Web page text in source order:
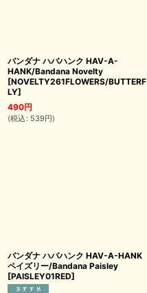
バンダナ ハバハンク HAV-A-
HANK/Bandana Novelty
[NOVELTY261FLOWERS/BUTTERF
LY]
490円
(税込 : 539円)
バンダナ ハバハンク HAV-A-HANK
ペイズリー/Bandana Paisley
[PAISLEY01RED]